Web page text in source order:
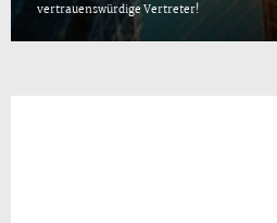
vertrauenswürdige Vertreter!